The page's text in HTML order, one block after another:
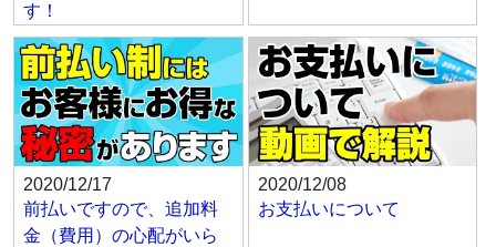
す！
2020/12/17
前払いですので、追加料
金（費用）の心配がいら
2020/12/08
お支払いについて